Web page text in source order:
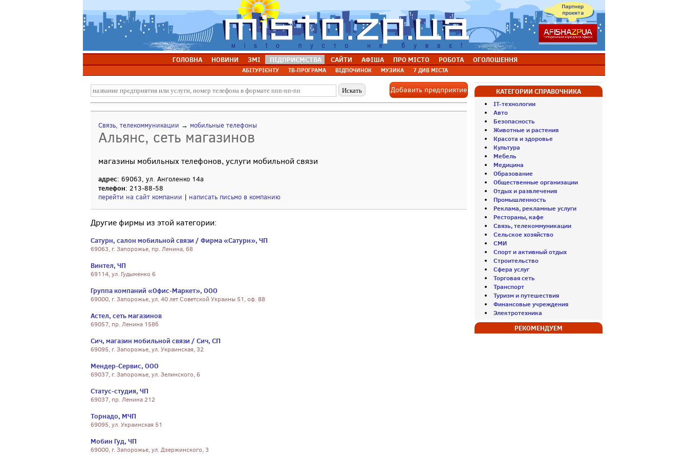
ГОЛОВНА НОВИНИ ЗМІ ПІДПРИЄМСТВА САЙТИ АФІША ПРО МІСТО РОБОТА ОГОЛОШЕННЯ
АБІТУРІЄНТУ ТВ-ПРОГРАМА ВІДПОЧИНОК МУЗИКА 7 ДИВ МІСТА
Добавить предприятие
Связь, телекоммуникации → мобильные телефоны
Альянс, сеть магазинов
магазины мобильных телефонов, услуги мобильной связи
адрес: 69063, ул. Анголенко 14а
телефон: 213-88-58
перейти на сайт компании | написать письмо в компанию
Другие фирмы из этой категории:
Сатурн, салон мобильной связи / Фирма «Сатурн», ЧП
69063, г. Запорожье, пр. Ленина, 68
Винтел, ЧП
69114, ул. Гудыменко 6
Группа компаний «Офис-Маркет», ООО
69000, г. Запорожье, ул. 40 лет Советской Украины 51, оф. 88
Астел, сеть магазинов
69057, пр. Ленина 158б
Сич, магазин мобильной связи / Сич, СП
69095, г. Запорожье, ул. Украинская, 32
Мендер-Сервис, ООО
69037, г. Запорожье, ул. Зелинского, 6
Статус-студия, ЧП
69037, пр. Ленина 212
Торнадо, МЧП
69095, ул. Украинская 51
Мобин Гуд, ЧП
69000, г. Запорожье, ул. Дзержинского, 3
КАТЕГОРИИ СПРАВОЧНИКА
IT-технологии
Авто
Безопасность
Животные и растения
Красота и здоровье
Культура
Мебель
Медицина
Образование
Общественные организации
Отдых и развлечения
Промышленность
Реклама, рекламные услуги
Рестораны, кафе
Связь, телекоммуникации
Сельское хозяйство
СМИ
Спорт и активный отдых
Строительство
Сфера услуг
Торговая сеть
Транспорт
Туризм и путешествия
Финансовые учреждения
Электротехника
РЕКОМЕНДУЕМ